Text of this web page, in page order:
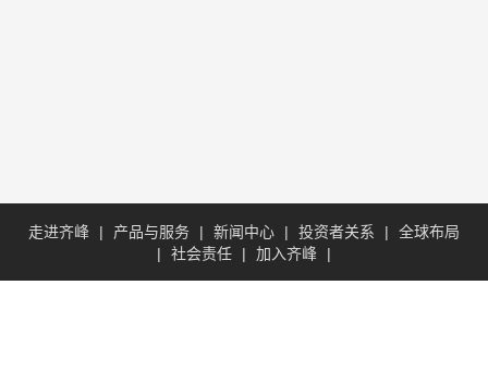
走进齐峰 | 产品与服务 | 新闻中心 | 投资者关系 |
全球布局
|
社会责任 | 加入齐峰 |